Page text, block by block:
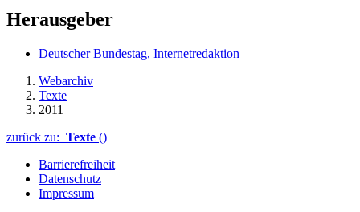
Herausgeber
Deutscher Bundestag, Internetredaktion
Webarchiv
Texte
2011
zurück zu: Texte ()
Barrierefreiheit
Datenschutz
Impressum